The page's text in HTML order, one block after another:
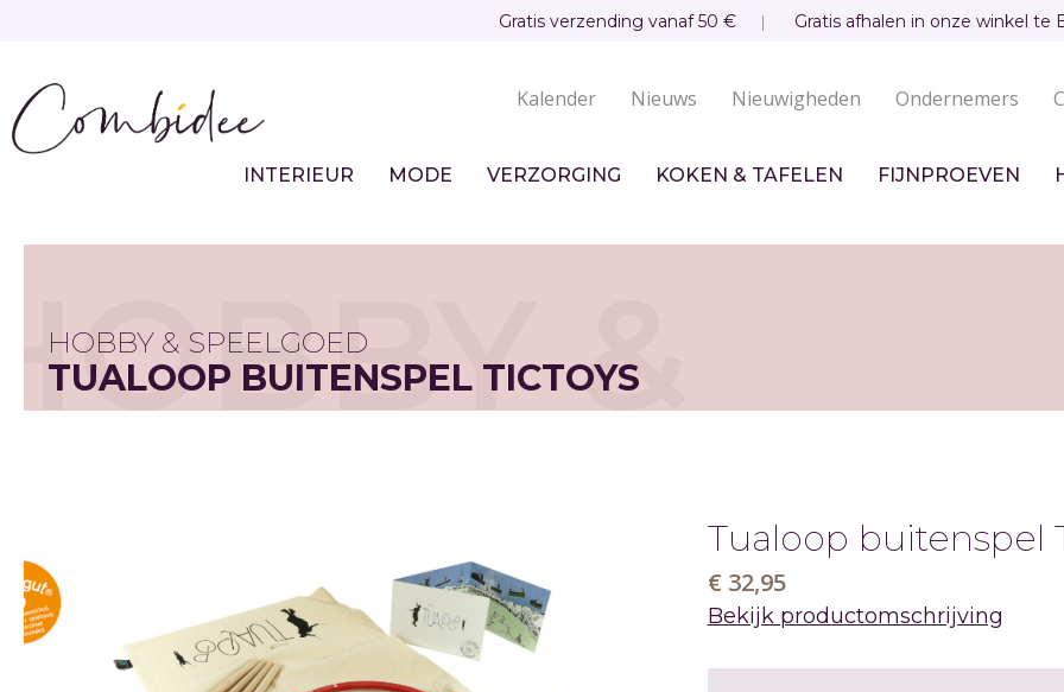
inhoud
gaan
Gratis verzending vanaf 50 € Gratis afhalen in onze winkel te
navigatie
Kalender Nieuws Nieuwigheden Ondernemers
INTERIEUR MODE VERZORGING KOKEN & TAFELEN FIJNPROEVEN
&
HOBBY & SPEELGOED
TUALOOP BUITENSPEL TICTOYS
Tualoop buitenspel
€ 32,95
Bekijk productomschrijving